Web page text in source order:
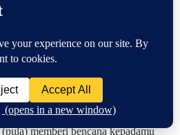
ayat 106 sebagai berikut,
وَلَا تَدْعُ مِنْ دُونِ اللهِ مَا لَا يَنْفَعُكَ وَلَا
menyembah sesuatu yang tidak
memberi bencana kepadamu